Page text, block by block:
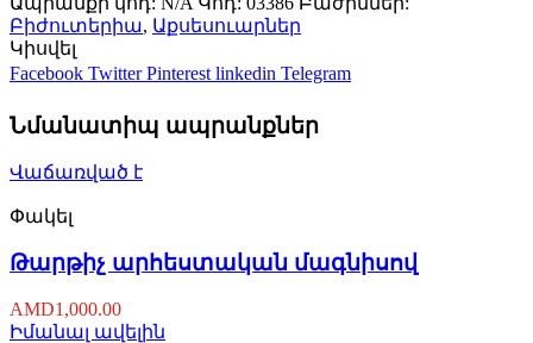
Բիժուտերիա, Աքսեսուարներ
Կիսվել
Facebook Twitter Pinterest linkedin Telegram
Նմանատիպ ապրանքներ
Վաճառված է
Փակել
Թարթիչ արհեստական մագնիսով
AMD1,000.00
Իմանալ ավելին